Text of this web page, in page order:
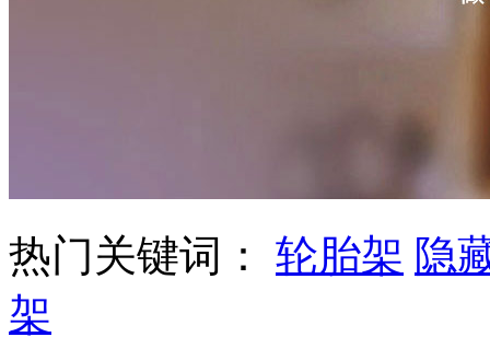
热门关键词： 轮胎架 隐
架